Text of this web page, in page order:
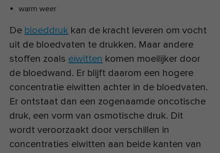
warm weer
De bloeddruk kan de kracht leveren om vocht
uit de bloedvaten te drukken. Maar andere
stoffen zoals eiwitten komen moeilijker door
de bloedwand. Er blijft daarom een hogere
concentratie eiwitten achter in de bloedvaten.
Er ontstaat dan een zogenaamde oncotische
druk, een vorm van osmotische druk. Dit
wordt veroorzaakt door verschillen in
concentraties eiwitten aan beide kanten van